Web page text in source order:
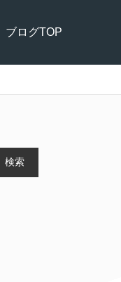
ブログTOP
検索